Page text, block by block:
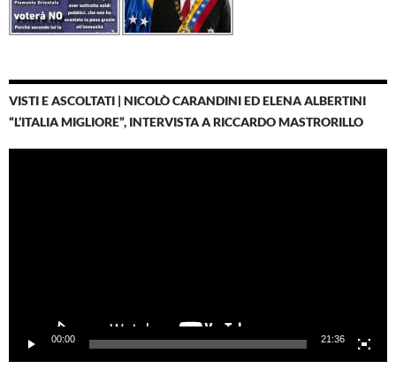
VISTI E ASCOLTATI | NICOLÒ CARANDINI ED ELENA ALBERTINI
“L’ITALIA MIGLIORE”, INTERVISTA A RICCARDO MASTRORILLO
00:00 21:36